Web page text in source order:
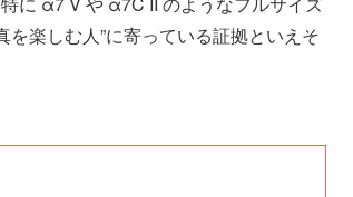
楽しむ人”に寄っている証拠といえそ